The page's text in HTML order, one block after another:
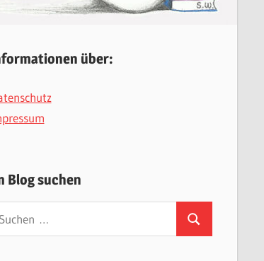
über:
Blog suchen
Suchen